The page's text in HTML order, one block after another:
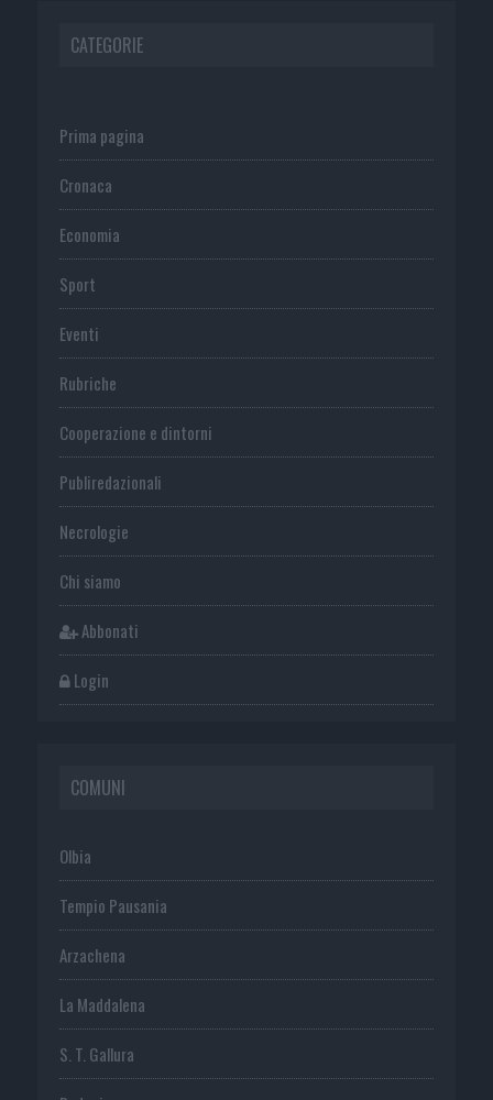
CATEGORIE
Prima pagina
Cronaca
Economia
Sport
Eventi
Rubriche
Cooperazione e dintorni
Publiredazionali
Necrologie
Chi siamo
Abbonati
Login
COMUNI
Olbia
Tempio Pausania
Arzachena
La Maddalena
S. T. Gallura